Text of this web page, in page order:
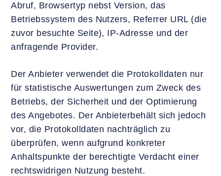
Abruf, Browsertyp nebst Version, das
Betriebssystem des Nutzers, Referrer URL (die
zuvor besuchte Seite), IP-Adresse und der
anfragende Provider.
Der Anbieter verwendet die Protokolldaten nur
für statistische Auswertungen zum Zweck des
Betriebs, der Sicherheit und der Optimierung
des Angebotes. Der Anbieterbehält sich jedoch
vor, die Protokolldaten nachträglich zu
überprüfen, wenn aufgrund konkreter
Anhaltspunkte der berechtigte Verdacht einer
rechtswidrigen Nutzung besteht.